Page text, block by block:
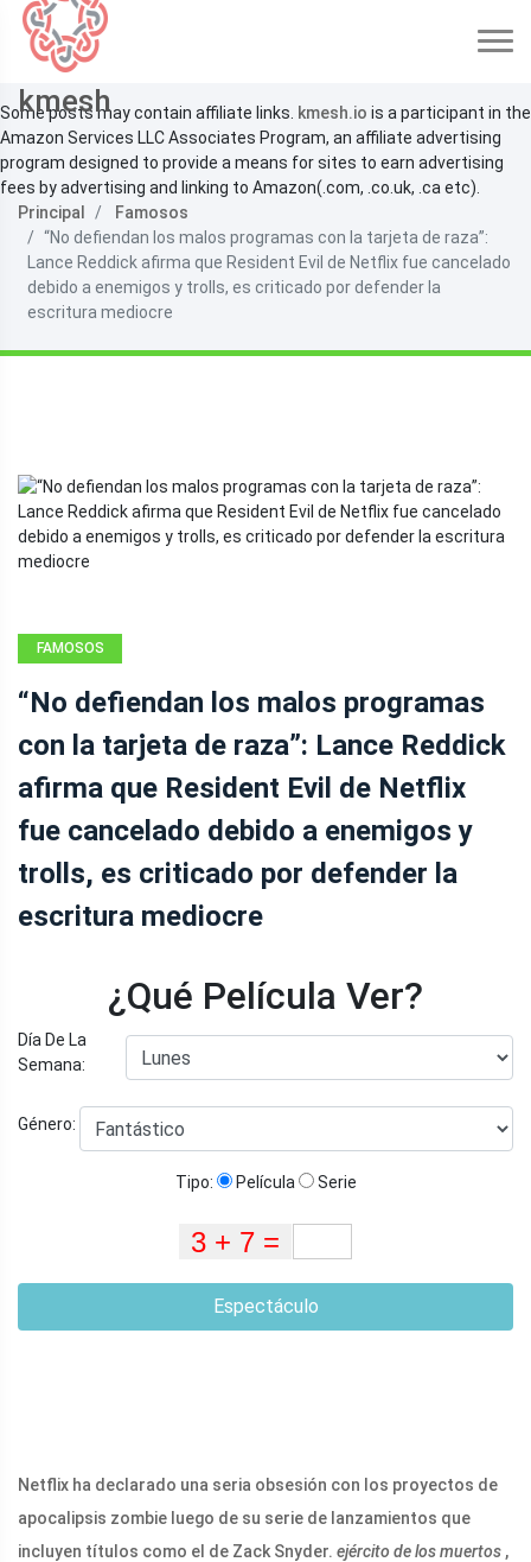
kmesh
Some posts may contain affiliate links. kmesh.io is a participant in the
Amazon Services LLC Associates Program, an affiliate advertising
program designed to provide a means for sites to earn advertising
fees by advertising and linking to Amazon(.com, .co.uk, .ca etc).
Principal
Famosos
“No defiendan los malos programas con la tarjeta de raza”:
Lance Reddick afirma que Resident Evil de Netflix fue cancelado
debido a enemigos y trolls, es criticado por defender la
escritura mediocre
FAMOSOS
“No defiendan los malos programas
con la tarjeta de raza”: Lance Reddick
afirma que Resident Evil de Netflix
fue cancelado debido a enemigos y
trolls, es criticado por defender la
escritura mediocre
¿Qué Película Ver?
Día De La
Semana:
Género:
Tipo: Película Serie
Espectáculo
Netflix ha declarado una seria obsesión con los proyectos de
apocalipsis zombie luego de su serie de lanzamientos que
incluyen títulos como el de Zack Snyder. ejército de los muertos ,